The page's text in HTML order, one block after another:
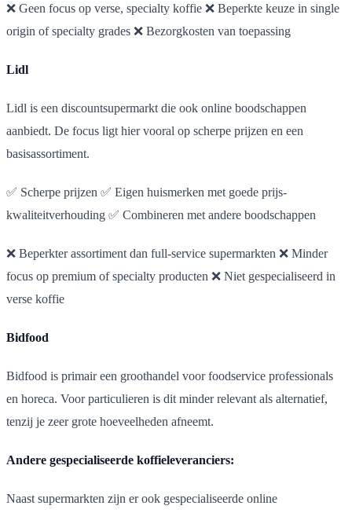
❌ Geen focus op verse, specialty koffie ❌ Beperkte keuze in single
origin of specialty grades ❌ Bezorgkosten van toepassing
Lidl
Lidl is een discountsupermarkt die ook online boodschappen
aanbiedt. De focus ligt hier vooral op scherpe prijzen en een
basisassortiment.
✅ Scherpe prijzen ✅ Eigen huismerken met goede prijs-
kwaliteitverhouding ✅ Combineren met andere boodschappen
❌ Beperkter assortiment dan full-service supermarkten ❌ Minder
focus op premium of specialty producten ❌ Niet gespecialiseerd in
verse koffie
Bidfood
Bidfood is primair een groothandel voor foodservice professionals
en horeca. Voor particulieren is dit minder relevant als alternatief,
tenzij je zeer grote hoeveelheden afneemt.
Andere gespecialiseerde koffieleveranciers:
Naast supermarkten zijn er ook gespecialiseerde online